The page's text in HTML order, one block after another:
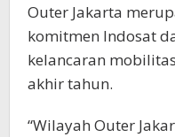
Outer Jakarta
komitmen Indosat
kelancaran
akhir tahun.
“Wilayah Outer